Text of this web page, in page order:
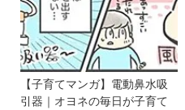
【子育てマンガ】電動鼻水吸
引器｜オヨネの毎日が子育て